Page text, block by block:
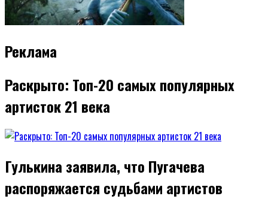
Реклама
Раскрыто: Топ-20 самых популярных
артисток 21 века
Гулькина заявила, что Пугачева
распоряжается судьбами артистов